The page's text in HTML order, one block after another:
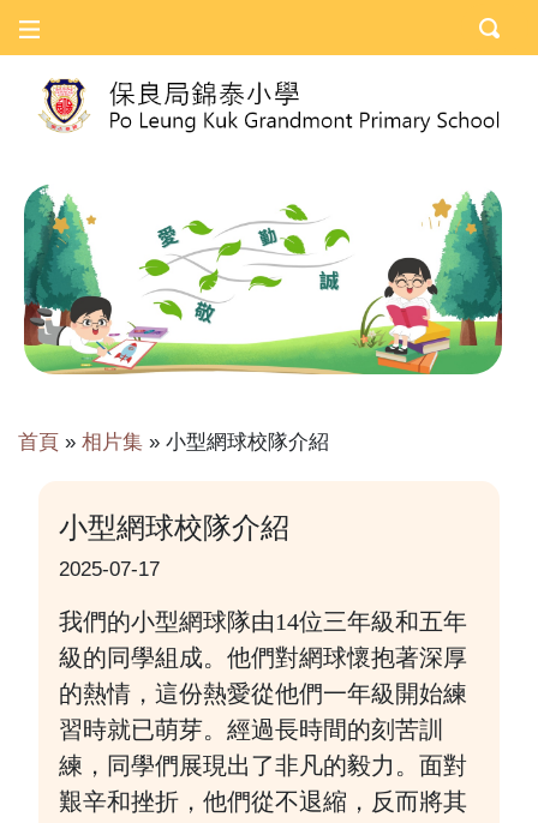
首頁 » 相片集 » 小型網球校隊介紹
小型網球校隊介紹
2025-07-17
我們的小型網球隊由14位三年級和五年
級的同學組成。他們對網球懷抱著深厚
的熱情，這份熱愛從他們一年級開始練
習時就已萌芽。經過長時間的刻苦訓
練，同學們展現出了非凡的毅力。面對
艱辛和挫折，他們從不退縮，反而將其